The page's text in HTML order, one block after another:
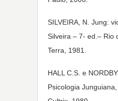
SILVEIRA, N. Jung:
Silveira – 7- ed.– Rio
Terra, 1981.
HALL C.S. e
Psicologia Junguiana,